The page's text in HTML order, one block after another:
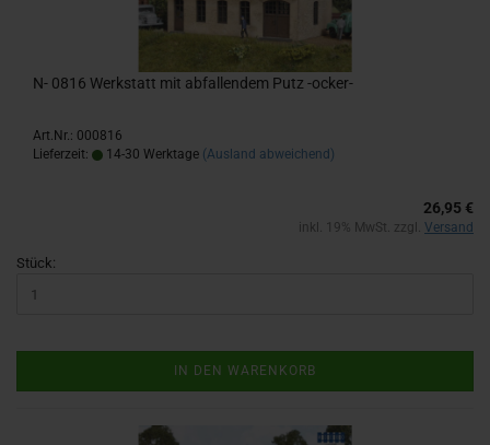
N- 0816 Werk­statt mit ab­fal­len­dem Putz -​ocker-​
Art.Nr.: 000816
Lieferzeit:
14-30 Werktage (Ausland abweichend)
26,95 €
inkl. 19% MwSt. zzgl. Versand
Stück:
IN DEN WARENKORB